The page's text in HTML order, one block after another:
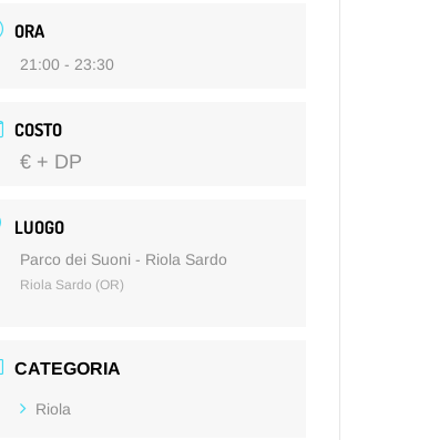
ORA
21:00 - 23:30
COSTO
€ + DP
LUOGO
Parco dei Suoni - Riola Sardo
Riola Sardo (OR)
CATEGORIA
Riola